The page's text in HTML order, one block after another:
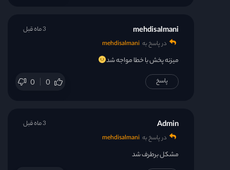
قسمت 33
قسمت 35
mehdisalmani
در پاسخ به mehdisalmani
میزنه پخش با خطا مواجه شد
0 0
3 ماه قبل
پاسخ
Admin
در پاسخ به mehdisalmani
مشکل برطرف شد
3 ماه قبل